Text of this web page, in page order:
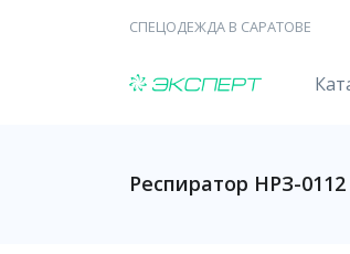
СПЕЦОДЕЖДА В САРАТОВЕ
Респиратор НРЗ-